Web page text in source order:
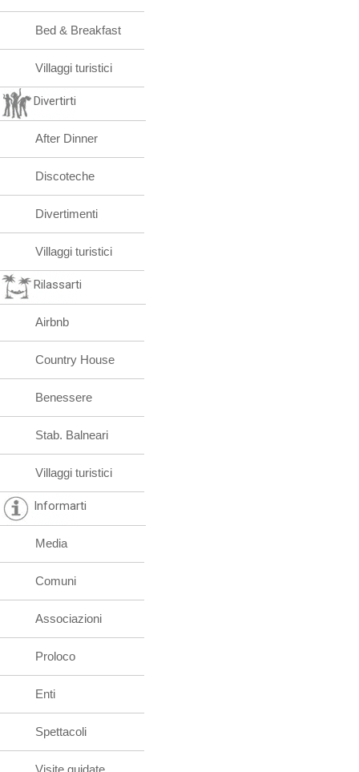
Bed & Breakfast
Villaggi turistici
Divertirti
After Dinner
Discoteche
Divertimenti
Villaggi turistici
Rilassarti
Airbnb
Country House
Benessere
Stab. Balneari
Villaggi turistici
Informarti
Media
Comuni
Associazioni
Proloco
Enti
Spettacoli
Visite guidate